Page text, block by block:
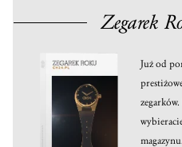
Zegarek
Już od
magazynu.